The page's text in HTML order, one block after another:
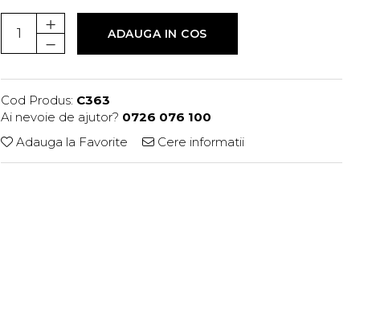
ADAUGA IN COS
Cod Produs: C363
Ai nevoie de ajutor? 0726 076 100
Adauga la Favorite
Cere informatii